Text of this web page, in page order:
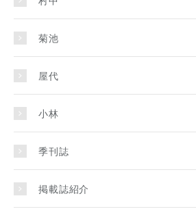
菊池
屋代
小林
季刊誌
掲載誌紹介